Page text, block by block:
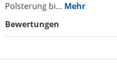
Polsterung bi… Mehr
Bewertungen